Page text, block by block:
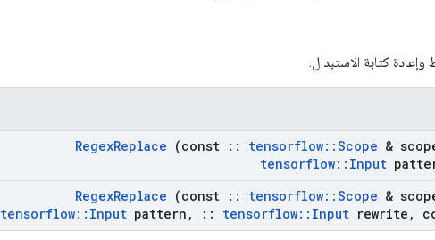
كتابة الاستبدال.
RegexReplace (const :: tensorflow::Scope &
tensorflow:: Input
RegexReplace (const :: tensorflow::Scope &
tensorflow:: Input pattern , :: tensorflow:: Input rewrite ,